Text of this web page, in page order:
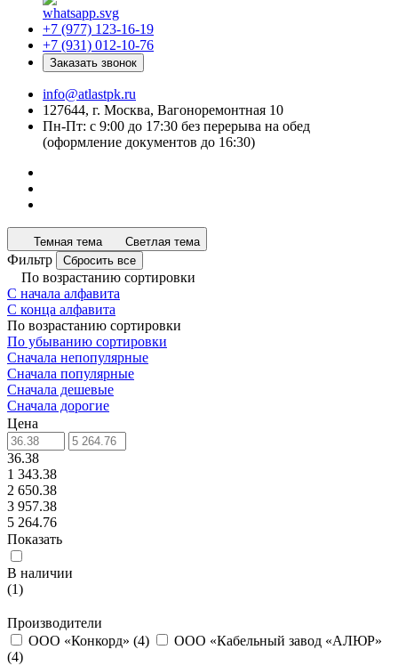
+7 (977) 123-16-19
+7 (931) 012-10-76
Заказать звонок
info@atlastpk.ru
127644, г. Москва, Вагоноремонтная 10
Пн-Пт: с 9:00 до 17:30 без перерыва на обед
(оформление документов до 16:30)
Темная тема Светлая тема
Фильтр Сбросить все
По возрастанию сортировки
С начала алфавита
С конца алфавита
По возрастанию сортировки
По убыванию сортировки
Сначала непопулярные
Сначала популярные
Сначала дешевые
Сначала дорогие
Цена
36.38
1 343.38
2 650.38
3 957.38
5 264.76
Показать
В наличии
(1)
Производители
ООО «Конкорд» (4)
ООО «Кабельный завод «АЛЮР»
(4)